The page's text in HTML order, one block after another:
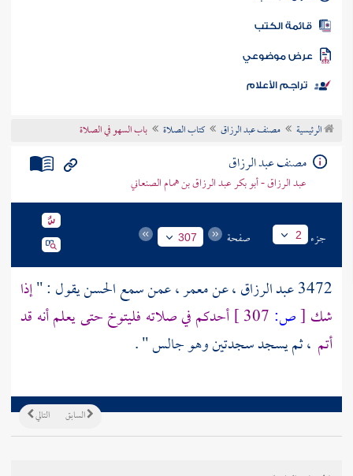
المكتبة
الكتب
موضوعي
تراجم الأعلام
الرئيسية مصنف عبد الرزاق كتاب الصلاة باب السهو في الصلاة
مصنف عبد الرزاق
عبد الرزاق - أبو بكر عبد الرزاق بن همام الصنعاني
جزء 2 صفحة 307
3472عبد الرزاق، عنمعمر، عمن سمعالحسنيقول : "إذا
شك [ص:
أحدكم في صلاته فليتوخ حتى يعلم أنه قد
أتم ، ثم يسجد سجدتين وهو جالس " .
التالي السابق